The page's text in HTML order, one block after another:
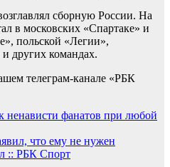
сборную России. На
в московских «Спартаке» и
польской «Легии»,
других командах.
телеграм-канале «РБК
ненависти фанатов при любой
что ему не нужен
:: РБК Спорт